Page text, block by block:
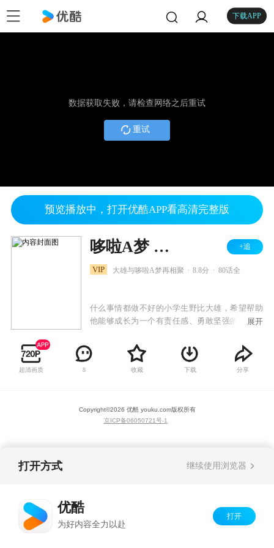
下载APP
数据获取失败，请检查网络之后重试
重试
预览播放中，打开优酷APP看高清完整版
哆啦A梦 第五季 +追
VIP 大雄与哆啦A梦再相聚 8.8分 80话全
什么事情都做不好的小学生野比大雄，希望帮助
他能够成长为一个有责任感、勇敢坚强的大人。
都会从他神奇的四次元口袋中拿出各种各样的高
科技道具，比如随意门、竹蜻蜓、时间包袱皮等
等来帮助大雄。哆啦A梦心肠好，乐于助人，做事
误帮了倒忙，但哆啦A梦和大雄都可以从中吃一堑
长一智。除此之外他们在生活中还和身边的小伙
展开
超清画质 8 收藏 下载 分享
Copyright©2026 优酷 youku.com版权所有
京ICP备06050721号-1
打开方式 继续使用浏览器
优酷
为好内容全力以赴
打开